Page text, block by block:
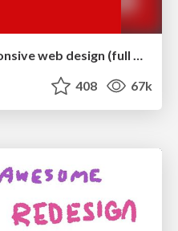
Fashionably flexible responsive web design (full day workshop)
408 67k